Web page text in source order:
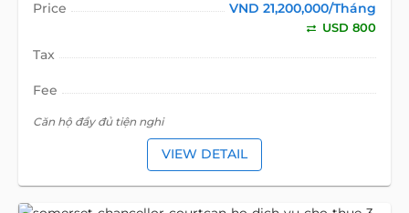
Price
VND 21,200,000/Tháng
USD 800
Tax
Fee
Căn hộ đầy đủ tiện nghi
VIEW DETAIL